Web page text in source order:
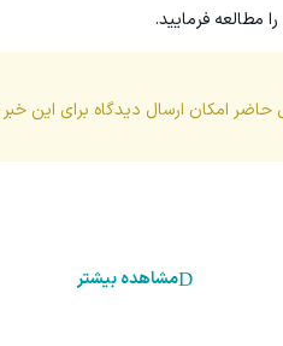
را مطالعه فرمایید.
حاضر امکان ارسال دیدگاه برای این خبر
مشاهده بیشتر